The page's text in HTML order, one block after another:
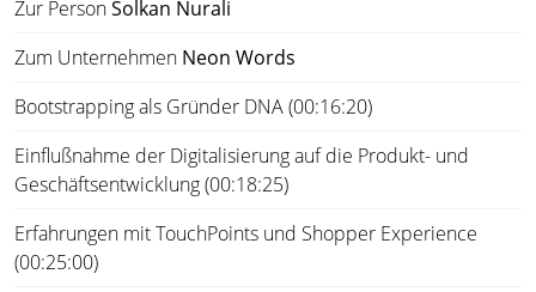
Zur PersonSolkan Nurali
Zum Unternehmen Neon Words
Bootstrapping als Gründer DNA (00:16:20)
Einflußnahme der Digitalisierung auf die Produkt- und
Geschäftsentwicklung (00:18:25)
Erfahrungen mit TouchPoints und Shopper Experience
(00:25:00)